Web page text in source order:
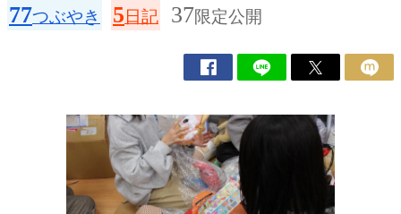
77つぶやき 5日記 37限定公開